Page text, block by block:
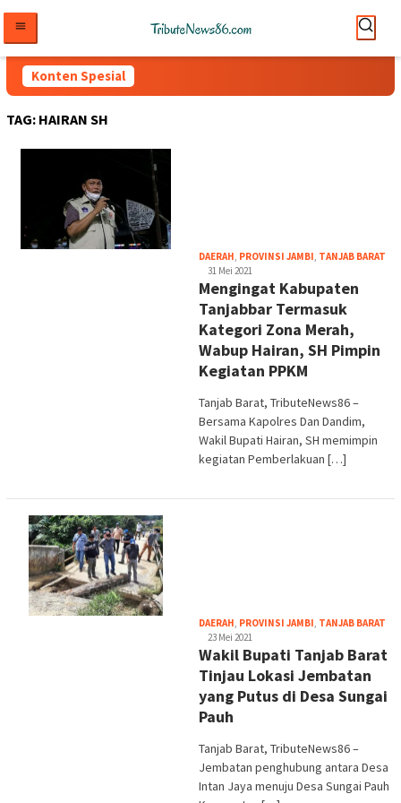
konten
Konten Spesial
TAG: HAIRAN SH
DAERAH, PROVINSI JAMBI, TANJAB BARAT
31 Mei 2021
Mengingat Kabupaten
Tanjabbar Termasuk
Kategori Zona Merah,
Wabup Hairan, SH Pimpin
Kegiatan PPKM
Tanjab Barat, TributeNews86 –
Bersama Kapolres Dan Dandim,
Wakil Bupati Hairan, SH memimpin
kegiatan Pemberlakuan […]
DAERAH, PROVINSI JAMBI, TANJAB BARAT
23 Mei 2021
Wakil Bupati Tanjab Barat
Tinjau Lokasi Jembatan
yang Putus di Desa Sungai
Pauh
Tanjab Barat, TributeNews86 –
Jembatan penghubung antara Desa
Intan Jaya menuju Desa Sungai Pauh